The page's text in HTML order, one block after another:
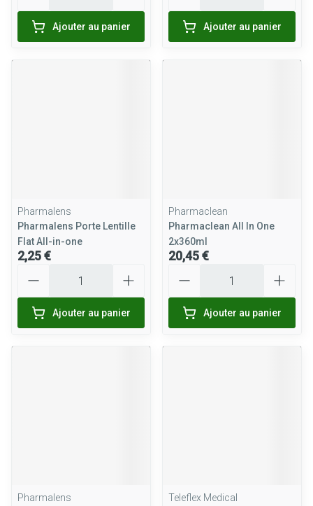
Ajouter au panier Ajouter au panier
Pharmalens
Pharmalens Porte Lentille
Flat All-in-one
2,25 €
Ajouter au panier
Pharmaclean
Pharmaclean All In One
2x360ml
20,45 €
Ajouter au panier
Pharmalens
Teleflex Medical